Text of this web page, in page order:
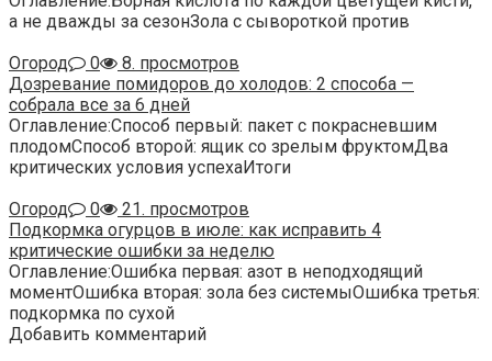
а не дважды за сезонЗола с сывороткой против
Огород
0
8. просмотров
Дозревание помидоров до холодов: 2 способа —
собрала все за 6 дней
Оглавление:Способ первый: пакет с покрасневшим
плодомСпособ второй: ящик со зрелым фруктомДва
критических условия успехаИтоги
Огород
0
21. просмотров
Подкормка огурцов в июле: как исправить 4
критические ошибки за неделю
Оглавление:Ошибка первая: азот в неподходящий
моментОшибка вторая: зола без системыОшибка третья:
подкормка по сухой
Добавить комментарий